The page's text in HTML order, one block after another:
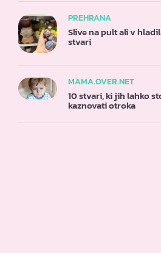
PREHRANA
Slive na pult ali v
stvari
MAMA.OVER.NET
10 stvari, ki jih lahko
kaznovati otroka